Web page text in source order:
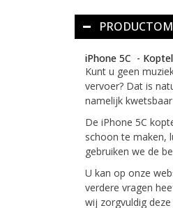
iPhone 5C -
Kunt u geen
vervoer? Dat is
namelijk
De iPhone 5C
schoon te maken,
gebruiken we de
U kan op onze
verdere vragen
wij zorgvuldig